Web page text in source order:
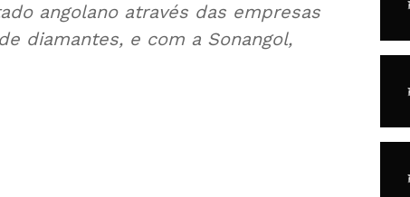
angolano através das empresas
diamantes, e com a Sonangol,